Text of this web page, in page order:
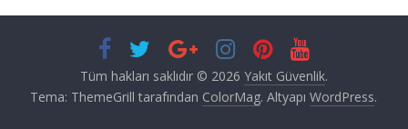
Tüm hakları saklıdır © 2026 Yakıt Güvenlik.
Tema: ThemeGrill tarafından ColorMag. AltyapıWordPress.